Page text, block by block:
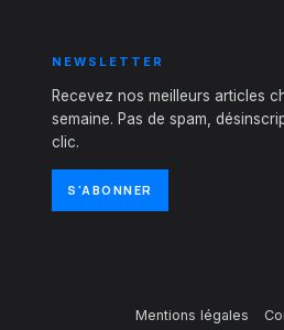
NEWSLETTER
Recevez nos meilleurs articles
semaine. Pas de spam,
clic.
S'ABONNER
Mentions légales